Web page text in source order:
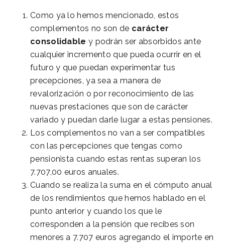
Como ya lo hemos mencionado, estos
complementos no son de carácter
consolidable y podrán ser absorbidos ante
cualquier incremento que pueda ocurrir en el
futuro y que puedan experimentar tus
precepciones, ya sea a manera de
revalorización o por reconocimiento de las
nuevas prestaciones que son de carácter
variado y puedan darle lugar a estas pensiones.
Los complementos no van a ser compatibles
con las percepciones que tengas como
pensionista cuando estas rentas superan los
7.707,00 euros anuales.
Cuando se realiza la suma en el cómputo anual
de los rendimientos que hemos hablado en el
punto anterior y cuando los que le
corresponden a la pensión que recibes son
menores a 7.707 euros agregando el importe en